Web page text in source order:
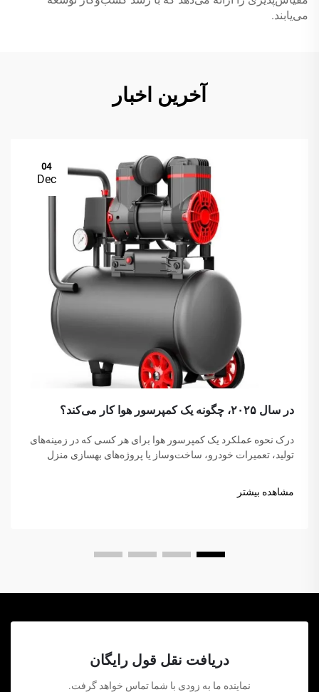
می‌یابند.
آخرین اخبار
04
Dec
در سال ۲۰۲۵، چگونه یک کمپرسور هوا کار می‌کند؟
درک نحوه عملکرد یک کمپرسور هوا برای هر کسی که در زمینه‌های
تولید، تعمیرات خودرو، ساخت‌وساز یا پروژه‌های بهسازی منزل
مشاهده بیشتر
دریافت نقل قول رایگان
نماینده ما به زودی با شما تماس خواهد گرفت.